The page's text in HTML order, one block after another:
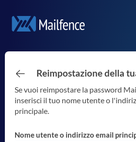
Reimpostazione della
Se vuoi reimpostare la password
inserisci il tuo nome utente o
principale.
Nome utente o indirizzo email